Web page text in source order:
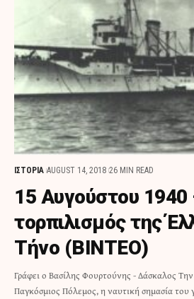
ΙΣΤΟΡΙΑ AUGUST 14, 2018 26 MIN READ
15 Αυγούστου 1940
τορπιλισμός της
Τήνο (BINTEO)
Γράφει ο Βασίλης Φουρτούνης - Δάσκαλος Την
Παγκόσμιος Πόλεμος, η ναυτική σημασία